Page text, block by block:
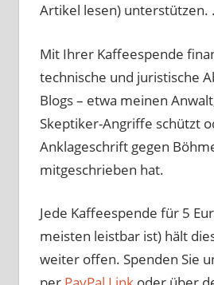
Artikel lesen) unterstützen. .
Mit Ihrer Kaffeespende
technische und juristische
Blogs – etwa meinen
Skeptiker-Angriffe schützt
Anklageschrift gegen
mitgeschrieben hat.
Jede Kaffeespende für 5
meisten leistbar ist) hält
weiter offen. Spenden Sie